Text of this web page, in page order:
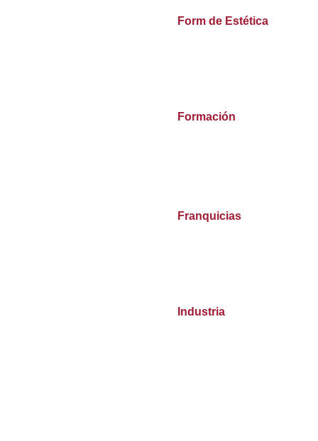
Form de Estética
Formación
Franquicias
Industria